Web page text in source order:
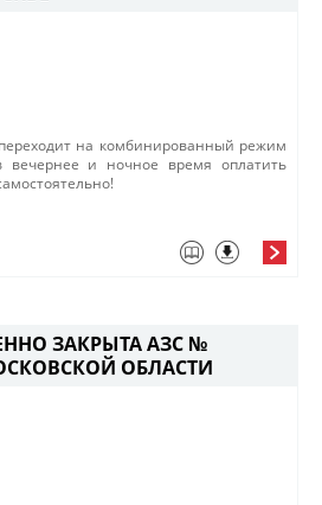
на комбинированный режим
вечернее и ночное время оплатить
ЗАКРЫТА АЗС №
ОБЛАСТИ